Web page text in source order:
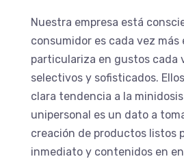
Nuestra empresa está
consumidor es cada vez
particulariza en gustos cada
selectivos y sofisticados.
clara tendencia a la
unipersonal es un dato a
creación de productos listos
inmediato y contenidos en